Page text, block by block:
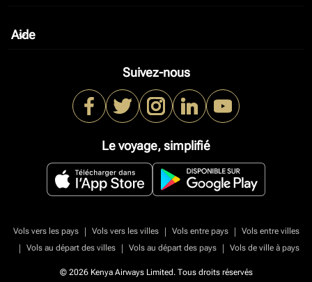
Aide
keyboard_arrow_down
Suivez-nous
Le voyage, simplifié
Vols vers les pays | Vols vers les villes | Vols entre pays |
Vols entre villes
|
Vols au départ des villes | Vols au départ des pays | Vols de ville à pays
© 2026 Kenya Airways Limited. Tous droits réservés